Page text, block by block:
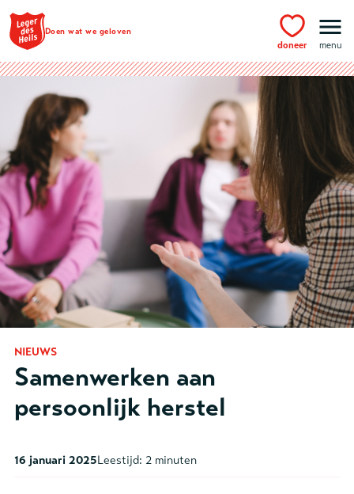
Ga naar hoofdinhoud
Doen wat we geloven
doneer menu
NIEUWS
Samenwerken aan
persoonlijk herstel
16 januari 2025Leestijd: 2 minuten